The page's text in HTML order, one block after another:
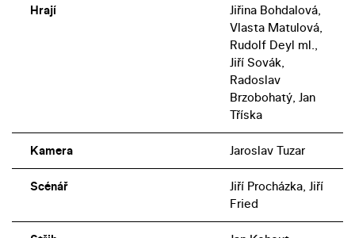
Hrají
Jiřina Bohdalová,
Vlasta Matulová,
Rudolf Deyl ml.,
Jiří Sovák,
Radoslav
Brzobohatý, Jan
Tříska
Kamera Jaroslav Tuzar
Scénář
Jiří Procházka, Jiří
Fried